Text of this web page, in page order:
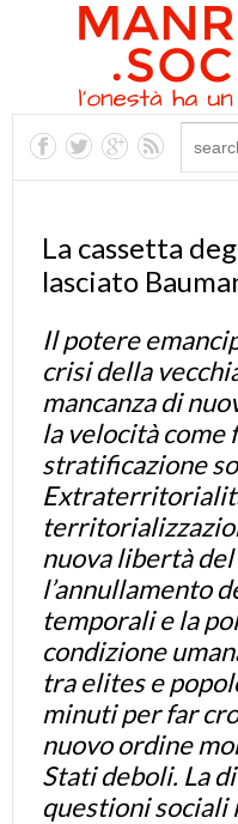
La cassetta
lasciato
Il potere
crisi della
mancanza di
la velocità come
stratificazione
nuova libertà
l’annullamento
temporali e la
condizione
tra elites e
minuti per far
nuovo ordine
Stati deboli. La
questioni sociali